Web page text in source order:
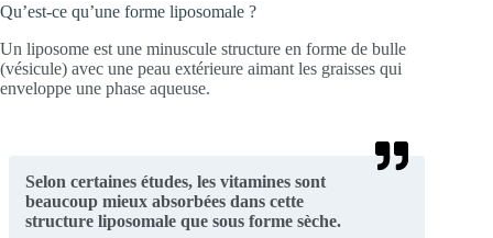
Qu’est-ce qu’une forme liposomale ?
Un liposome est une minuscule structure en forme de bulle
(vésicule) avec une peau extérieure aimant les graisses qui
enveloppe une phase aqueuse.
Selon certaines études, les vitamines sont
beaucoup mieux absorbées dans cette
structure liposomale que sous forme sèche.